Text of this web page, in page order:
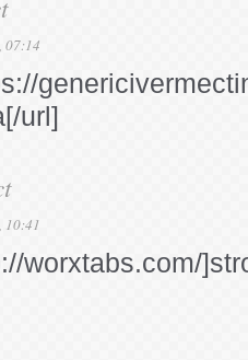
07:14
url]
10:41
worxtabs.com/